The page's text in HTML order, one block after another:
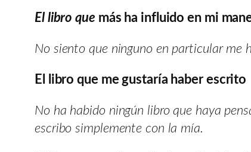
El libro que más ha influido en mi
No siento que ninguno en particular me
El libro que me gustaría haber escrito
No ha habido ningún libro que haya
escribo simplemente con la mía.